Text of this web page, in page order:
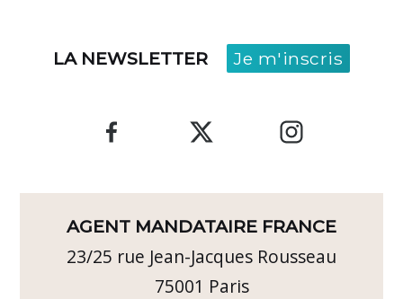
LA NEWSLETTER Je m'inscris
AGENT MANDATAIRE FRANCE
23/25 rue Jean-Jacques Rousseau
75001 Paris